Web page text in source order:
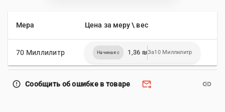
Мера Цена за меру \ вес
70 Миллилитр Начиная с 1,36 ₪За10 Миллилитр
error_outline Сообщить об ошибке в товаре forward_to_inbox link